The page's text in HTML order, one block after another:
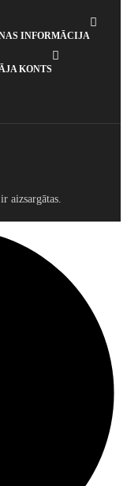
INFORMĀCIJA

KONTS

aizsargātas.